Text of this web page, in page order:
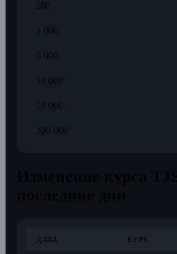
500
1 000
5 000
10 000
50 000
100 000
ДАТА КУРС